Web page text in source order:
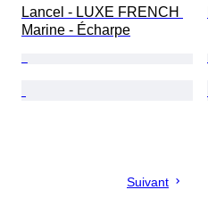
Lancel - LUXE FRENCH
Marine - Écharpe
Suivant